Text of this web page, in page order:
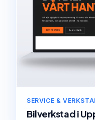
SERVICE &
Bilverkstadi